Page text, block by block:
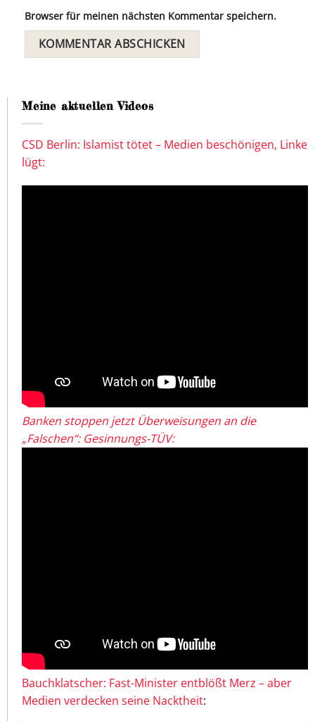
Browser für meinen nächsten Kommentar speichern.
Meine aktuellen Videos
CSD Berlin: Islamist tötet – Medien beschönigen, Linke
lügt:
Banken stoppen jetzt Überweisungen an die
„Falschen“: Gesinnungs-TÜV:
Bauchklatscher: Fast-Minister entblößt Merz – aber
Medien verdecken seine Nacktheit: